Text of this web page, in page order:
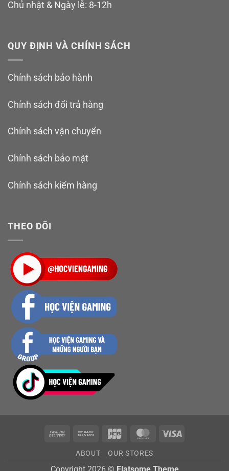
Chủ nhật & Ngày lễ: 8-12h
QUY ĐỊNH VÀ CHÍNH SÁCH
Chính sách bảo hành
Chính sách đổi trả hàng
Chính sách vận chuyển
Chính sách bảo mật
Chính sách kiểm hàng
THEO DÕI
Cash
Bank
JCB MasterCard
ABOUT OUR STORES